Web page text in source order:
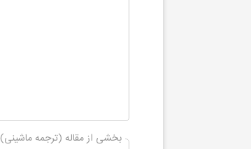
بخشی از مقاله (ترجمه ماشینی)